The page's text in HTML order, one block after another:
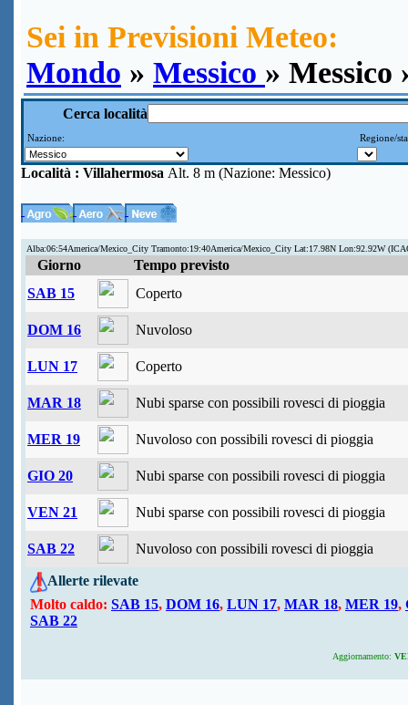
Sei in Previsioni Meteo:
Mondo » Messico » Messico
Cerca località
Nazione: Regione/
Località : Villahermosa Alt. 8 m (Nazione: Messico)
Alba:06:54America/Mexico_City Tramonto:19:40America/Mexico_City Lat:17.98N Lon:92.92W
Giorno
Tempo previsto
SAB 15
Coperto
DOM 16 Nuvoloso
LUN 17 Coperto
MAR 18 Nubi sparse con possibili rovesci di pioggia
MER 19 Nuvoloso con possibili rovesci di pioggia
GIO 20 Nubi sparse con possibili rovesci di pioggia
VEN 21 Nubi sparse con possibili rovesci di pioggia
SAB 22 Nuvoloso con possibili rovesci di pioggia
Allerte rilevate
Molto caldo: SAB 15, DOM 16, LUN 17, MAR 18, MER 19,
SAB 22
Aggiornamento: